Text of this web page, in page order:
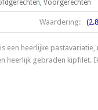
, Voorgerechten
Waardering:
een heerlijke
heerlijk gebraden kipfilet.